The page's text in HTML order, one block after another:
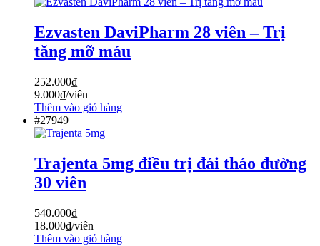
Ezvasten DaviPharm 28 viên – Trị
tăng mỡ máu
252.000₫
9.000₫/viên
Thêm vào giỏ hàng
#27949
Trajenta 5mg điều trị đái tháo đường
30 viên
540.000₫
18.000₫/viên
Thêm vào giỏ hàng